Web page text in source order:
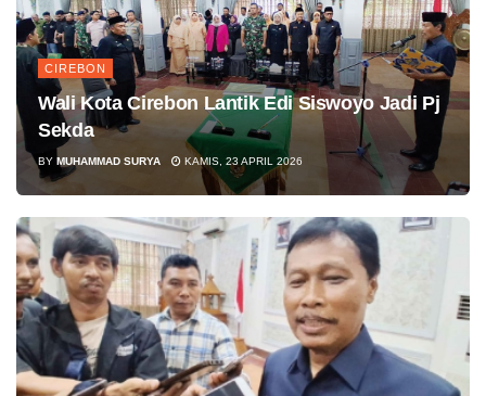
CIREBON
Wali Kota Cirebon Lantik Edi Siswoyo Jadi Pj
Sekda
BY MUHAMMAD SURYA KAMIS, 23 APRIL 2026